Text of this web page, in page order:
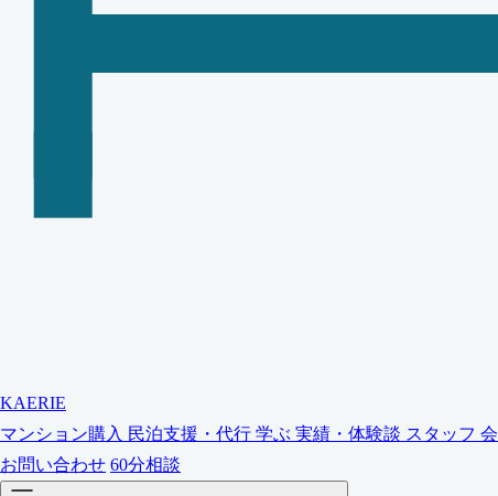
KAERIE
マンション購入 民泊支援・代行 学ぶ 実績・体験談 スタッフ
お問い合わせ 60分相談